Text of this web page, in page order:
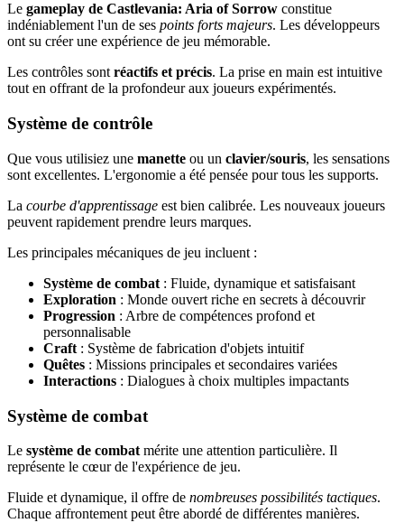
Le gameplay de Castlevania: Aria of Sorrow constitue
indéniablement l'un de ses points forts majeurs. Les développeurs
ont su créer une expérience de jeu mémorable.
Les contrôles sontréactifs et précis. La prise en main est intuitive
tout en offrant de la profondeur aux joueurs expérimentés.
Système de contrôle
Que vous utilisiez une manette ou un clavier/souris, les sensations
sont excellentes. L'ergonomie a été pensée pour tous les supports.
La courbe d'apprentissage est bien calibrée. Les nouveaux joueurs
peuvent rapidement prendre leurs marques.
Les principales mécaniques de jeu incluent :
Système de combat : Fluide, dynamique et satisfaisant
Exploration : Monde ouvert riche en secrets à découvrir
Progression : Arbre de compétences profond et
personnalisable
Craft : Système de fabrication d'objets intuitif
Quêtes : Missions principales et secondaires variées
Interactions : Dialogues à choix multiples impactants
Système de combat
Le système de combat mérite une attention particulière. Il
représente le cœur de l'expérience de jeu.
Fluide et dynamique, il offre de nombreuses possibilités tactiques.
Chaque affrontement peut être abordé de différentes manières.